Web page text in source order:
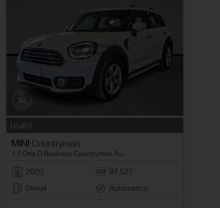
usato
MINI Countryman
1.5 One D Business Countryman Au.
2020
97.521
Diesel
Automatico